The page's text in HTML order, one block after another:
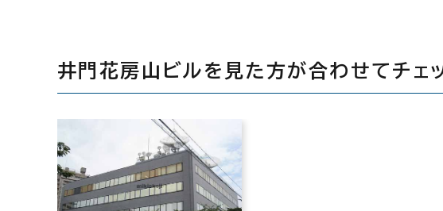
井門花房山ビルを見た方が合わせてチェ